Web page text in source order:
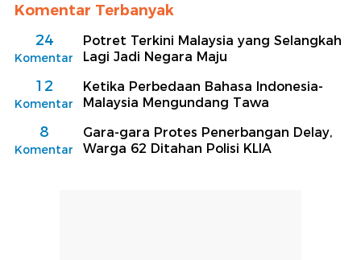
Komentar Terbanyak
24
Komentar
Potret Terkini Malaysia yang Selangkah
Lagi Jadi Negara Maju
12
Komentar
Ketika Perbedaan Bahasa Indonesia-
Malaysia Mengundang Tawa
8
Komentar
Gara-gara Protes Penerbangan Delay,
Warga 62 Ditahan Polisi KLIA